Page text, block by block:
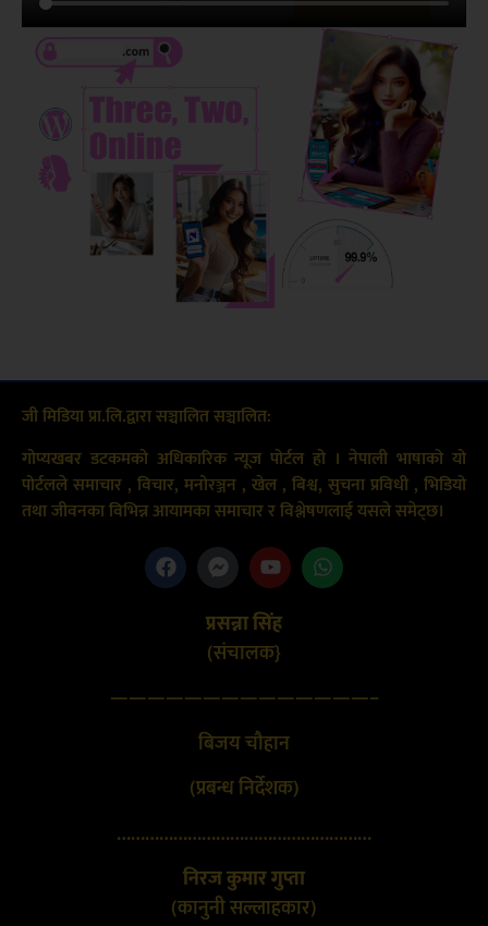
जी मिडिया प्रा.लि.द्वारा सञ्चालित सञ्चालित:
गोप्यखबर डटकमको अधिकारिक न्यूज पोर्टल हो । नेपाली भाषाको यो
पोर्टलले समाचार , विचार, मनोरञ्जन , खेल , बिश्व, सुचना प्रविधी , भिडियो
तथा जीवनका विभिन्न आयामका समाचार र विश्लेषणलाई यसले समेट्छ।
प्रसन्ना सिंह
(संचालक}
——————————————–
बिजय चौहान
(प्रबन्ध निर्देशक)
………………………………………………
निरज कुमार गुप्ता
(कानुनी सल्लाहकार)